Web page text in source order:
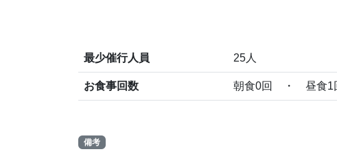
最少催行人員 25人
お食事回数 朝食0回 ・ 昼食
備考